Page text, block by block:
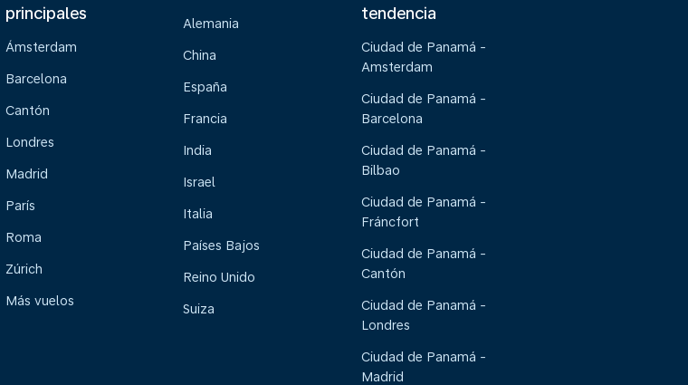
principales
Ámsterdam
Barcelona
Cantón
Londres
Madrid
París
Roma
Zúrich
Más vuelos
Alemania
China
España
Francia
India
Israel
Italia
Países Bajos
Reino Unido
Suiza
tendencia
Ciudad de Panamá -
Amsterdam
Ciudad de Panamá -
Barcelona
Ciudad de Panamá -
Bilbao
Ciudad de Panamá -
Fráncfort
Ciudad de Panamá -
Cantón
Ciudad de Panamá -
Londres
Ciudad de Panamá -
Madrid